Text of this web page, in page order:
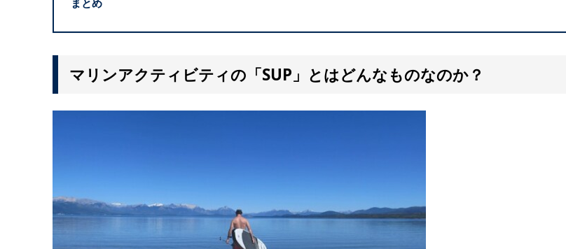
まとめ
マリンアクティビティの「SUP」とはどんなものなのか？